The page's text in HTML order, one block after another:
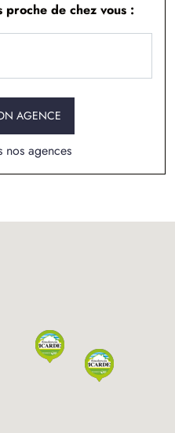
de chez vous :
AGENCE
agences